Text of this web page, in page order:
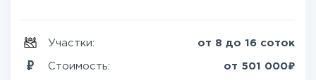
Участки: от 8 до 16 соток
Стоимость: от 501 000₽